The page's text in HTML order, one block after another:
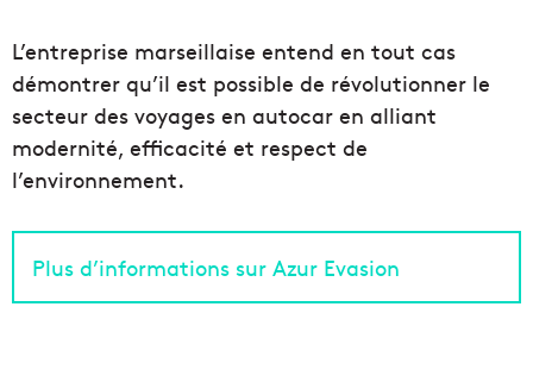
L’entreprise marseillaise entend en tout cas
démontrer qu’il est possible de révolutionner le
secteur des voyages en autocar en alliant
modernité, efficacité et respect de
l’environnement.
Plus d’informations sur Azur Evasion